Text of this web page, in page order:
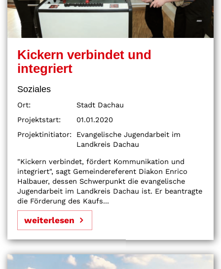
Kickern verbindet und
integriert
Soziales
Ort:
Stadt Dachau
Projektstart:
01.01.2020
Projektinitiator:
Evangelische Jugendarbeit im
Landkreis Dachau
"Kickern verbindet, fördert Kommunikation und
integriert", sagt Gemeindereferent Diakon Enrico
Halbauer, dessen Schwerpunkt die evangelische
Jugendarbeit im Landkreis Dachau ist. Er beantragte
die Förderung des Kaufs...
weiterlesen